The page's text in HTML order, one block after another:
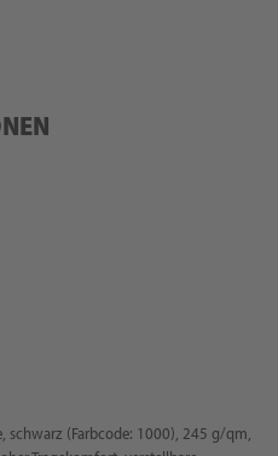
schwarz (Farbcode: 1000), 245 g/qm,